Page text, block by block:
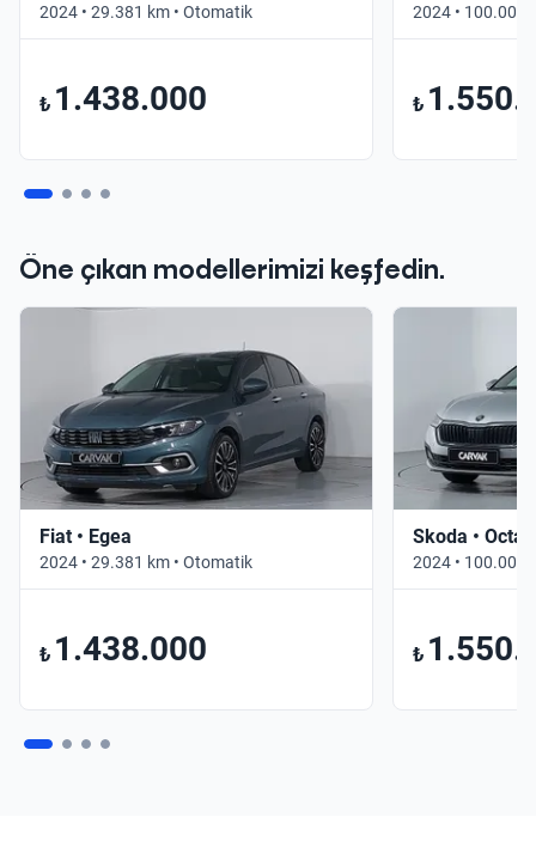
2024 • 29.381 km • Otomatik
₺ 1.438.000
2024 • 100.000
₺
Öne çıkan modellerimizi keşfedin.
Fiat • Egea
2024 • 29.381 km • Otomatik
₺ 1.438.000
Skoda •
2024 • 100.000
₺